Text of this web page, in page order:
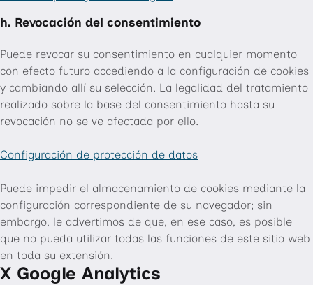
h. Revocación del consentimiento
Puede revocar su consentimiento en cualquier momento
con efecto futuro accediendo a la configuración de cookies
y cambiando allí su selección. La legalidad del tratamiento
realizado sobre la base del consentimiento hasta su
revocación no se ve afectada por ello.
Configuración de protección de datos
Puede impedir el almacenamiento de cookies mediante la
configuración correspondiente de su navegador; sin
embargo, le advertimos de que, en ese caso, es posible
que no pueda utilizar todas las funciones de este sitio web
en toda su extensión.
X Google Analytics